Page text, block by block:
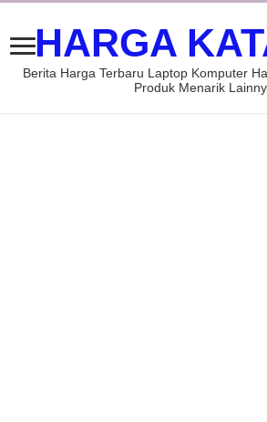
HARGA
Berita Harga Terbaru Laptop Komputer
Produk Menarik